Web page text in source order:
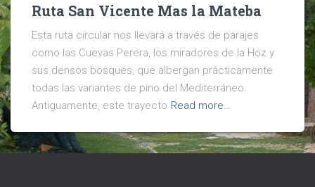
Ruta San Vicente Mas la Mateba
Esta ruta circular nos llevará a través de parajes
como las Cuevas Perera, los miradores de la Hoz y
sus densos bosques, que albergan prácticamente
todas las variantes de pino del Mediterráneo.
Antiguamente, este trayecto Read more…